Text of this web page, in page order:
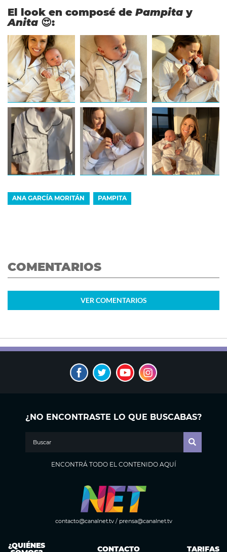
El look en composé de Pampita y
Anita 😍:
ANA GARCÍA MORITÁN PAMPITA
COMENTARIOS
VER COMENTARIOS
¿NO ENCONTRASTE LO QUE BUSCABAS?
ENCONTRÁ TODO EL CONTENIDO AQUÍ
contacto@canalnet.tv/ prensa@canalnet.tv
¿QUIÉNES CONTACTO TARIFAS